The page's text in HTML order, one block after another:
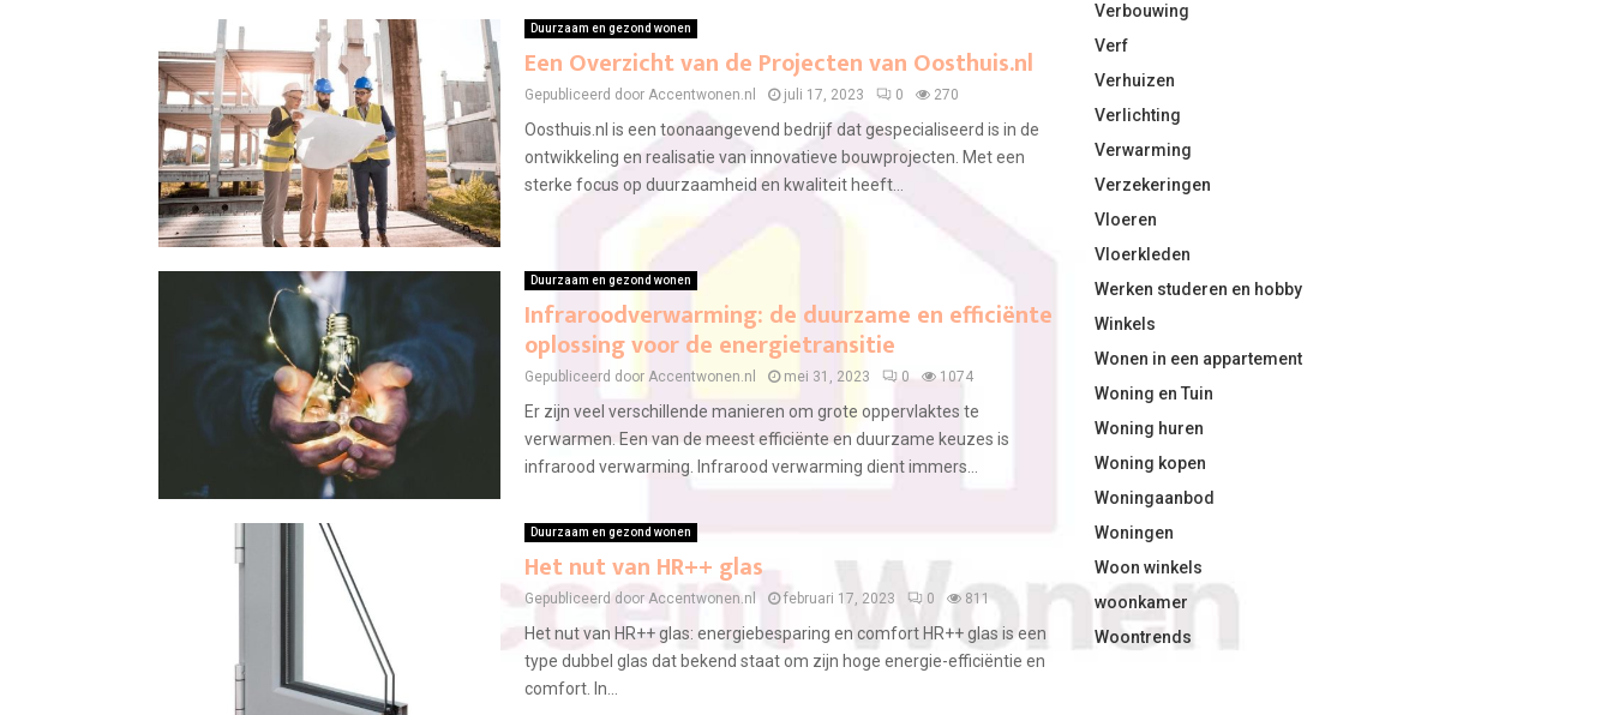
Duurzaam en gezond wonen
Een Overzicht van de Projecten van Oosthuis.nl
Gepubliceerd door Accentwonen.nl juli 17, 2023 0 270
Oosthuis.nl is een toonaangevend bedrijf dat gespecialiseerd is in de
ontwikkeling en realisatie van innovatieve bouwprojecten. Met een
sterke focus op duurzaamheid en kwaliteit heeft...
Duurzaam en gezond wonen
Infraroodverwarming: de duurzame en efficiënte
oplossing voor de energietransitie
Gepubliceerd door Accentwonen.nl mei 31, 2023 0 1074
Er zijn veel verschillende manieren om grote oppervlaktes te
verwarmen. Een van de meest efficiënte en duurzame keuzes is
infrarood verwarming. Infrarood verwarming dient immers...
Duurzaam en gezond wonen
Het nut van HR++ glas
Gepubliceerd door Accentwonen.nl februari 17, 2023 0 811
Het nut van HR++ glas: energiebesparing en comfort HR++ glas is een
type dubbel glas dat bekend staat om zijn hoge energie-efficiëntie en
comfort. In...
Verbouwing
Verf
Verhuizen
Verlichting
Verwarming
Verzekeringen
Vloeren
Vloerkleden
Werken studeren en hobby
Winkels
Wonen in een appartement
Woning en Tuin
Woning huren
Woning kopen
Woningaanbod
Woningen
Woon winkels
woonkamer
Woontrends